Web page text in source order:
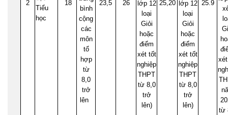
2
Tiểu
học
18 23,5 26 25,20 25.9
bình
cộng
các
môn
tổ
hợp
từ
8,0
trở
lên
lớp 12
loại
Giỏi
hoặc
điểm
xét tốt
nghiệp
THPT
từ 8,0
trở
lên)
lớp 12
loại
Giỏi
hoặc
điểm
xét tốt
nghiệp
THPT
từ 8,0
trở
lên)
từ